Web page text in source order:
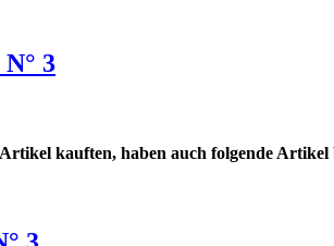
3
kauften, haben auch folgende Artikel